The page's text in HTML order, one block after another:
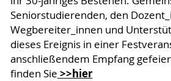
Seniorstudierenden, den
Wegbereiter_innen und
dieses Ereignis in einer
anschließendem Empfang
finden Sie >>hier